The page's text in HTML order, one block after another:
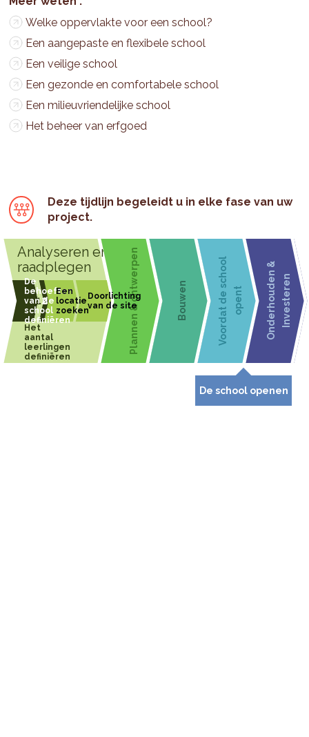
Welke oppervlakte voor een school?
Een aangepaste en flexibele school
Een veilige school
Een gezonde en comfortabele school
Een milieuvriendelijke school
Het beheer van erfgoed
Deze tijdlijn begeleidt u in elke fase van uw
project.
Analyseren en
raadplegen
112 2 3 Plannen & ontwerpen Bouwen V
o
o
r
d
a
t
d
e
s
c
h
o
o
l
o
p
e
n t
De school openen
O
n
d
e
r
h
o
u
d
e
n
&
I
n
v
e
s
t
e
r
en